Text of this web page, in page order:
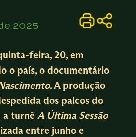
2025
feira, 20, em
o país, o documentário
. A produção
dos palcos do
a turnê A Última Sessão
entre junho e